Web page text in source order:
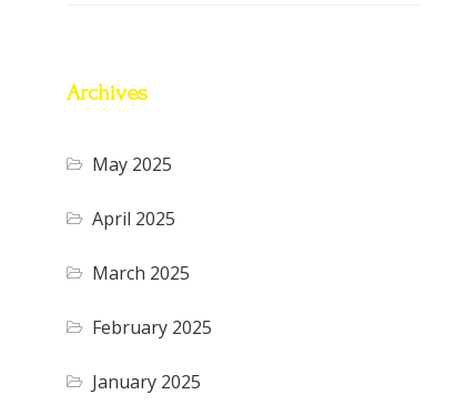
Archives
May 2025
April 2025
March 2025
February 2025
January 2025